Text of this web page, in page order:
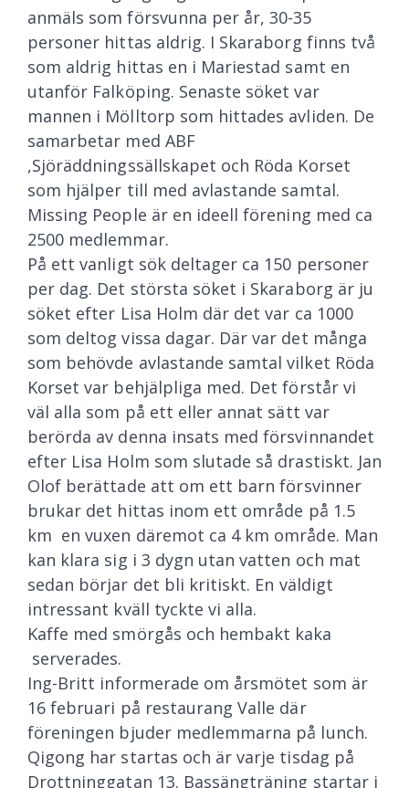
anmäls som försvunna per år, 30-35
personer hittas aldrig. I Skaraborg finns två
som aldrig hittas en i Mariestad samt en
utanför Falköping. Senaste söket var
mannen i Mölltorp som hittades avliden. De
samarbetar med ABF
,Sjöräddningssällskapet och Röda Korset
som hjälper till med avlastande samtal.
Missing People är en ideell förening med ca
2500 medlemmar.
På ett vanligt sök deltager ca 150 personer
per dag. Det största söket i Skaraborg är ju
söket efter Lisa Holm där det var ca 1000
som deltog vissa dagar. Där var det många
som behövde avlastande samtal vilket Röda
Korset var behjälpliga med. Det förstår vi
väl alla som på ett eller annat sätt var
berörda av denna insats med försvinnandet
efter Lisa Holm som slutade så drastiskt. Jan
Olof berättade att om ett barn försvinner
brukar det hittas inom ett område på 1.5
km en vuxen däremot ca 4 km område. Man
kan klara sig i 3 dygn utan vatten och mat
sedan börjar det bli kritiskt. En väldigt
intressant kväll tyckte vi alla.
Kaffe med smörgås och hembakt kaka
serverades.
Ing-Britt informerade om årsmötet som är
16 februari på restaurang Valle där
föreningen bjuder medlemmarna på lunch.
Qigong har startas och är varje tisdag på
Drottninggatan 13. Bassängträning startar i